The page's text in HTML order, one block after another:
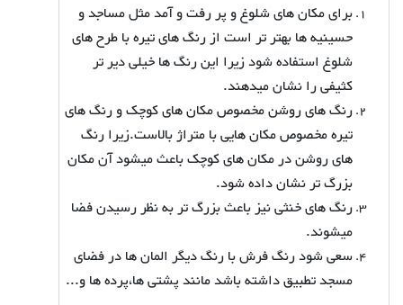
برای مکان های شلوغ و پر رفت و آمد مثل مساجد و
حسینیه ها بهتر تر است از رنگ های تیره با طرح های
شلوغ استفاده شود زیرا این رنگ ها خیلی دیر تر
کثیفی را نشان میدهند.
رنگ های روشن مخصوص مکان های کوچک و رنگ های
تیره مخصوص مکان هایی با متراژ بالاست.زیرا رنگ
های روشن در مکان های کوچک باعث میشود آن مکان
بزرگ تر نشان داده شود.
رنگ های خنثی نیز باعث بزرگ تر به نظر رسیدن فضا
میشوند.
سعی شود رنگ فرش با رنگ دیگر المان ها در فضای
مسجد تطبیق داشته باشد مانند پشتی ها،پرده ها و...